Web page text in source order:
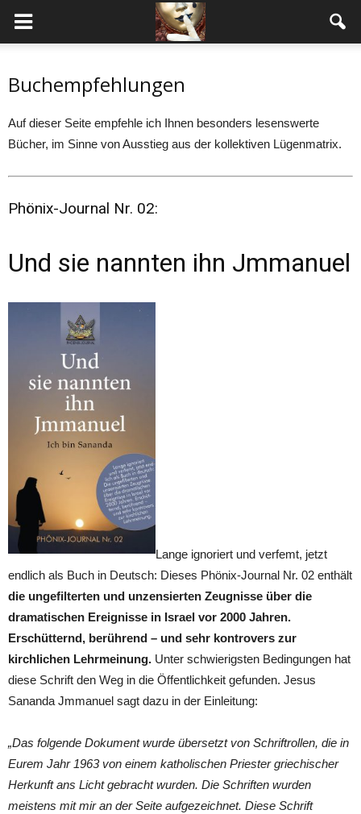
Buchempfehlungen
Auf dieser Seite empfehle ich Ihnen besonders lesenswerte
Bücher, im Sinne von Ausstieg aus der kollektiven Lügenmatrix.
Phönix-Journal Nr. 02:
Und sie nannten ihn Jmmanuel
Lange ignoriert und verfemt, jetzt
endlich als Buch in Deutsch: Dieses Phönix-Journal Nr. 02 enthält
die ungefilterten und unzensierten Zeugnisse über die
dramatischen Ereignisse in Israel vor 2000 Jahren.
Erschütternd, berührend – und sehr kontrovers zur
kirchlichen Lehrmeinung. Unter schwierigsten Bedingungen hat
diese Schrift den Weg in die Öffentlichkeit gefunden. Jesus
Sananda Jmmanuel sagt dazu in der Einleitung:
„Das folgende Dokument wurde übersetzt von Schriftrollen, die in
Eurem Jahr 1963 von einem katholischen Priester griechischer
Herkunft ans Licht gebracht wurden. Die Schriften wurden
meistens mit mir an der Seite aufgezeichnet. Diese Schrift